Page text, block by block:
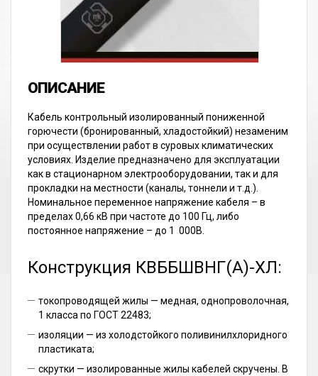
Кабель контрольный изолированный пониженной
горючести (бронированный, хладостойкий) незаменим
при осуществлении работ в суровых климатических
условиях. Изделие предназначено для эксплуатации
как в стационарном электрооборудовании, так и для
прокладки на местности (каналы, тоннели и т.д.).
Номинальное переменное напряжение кабеля – в
пределах 0,66 кВ при частоте до 100 Гц, либо
постоянное напряжение – до 1 000В.
Конструкция КВББШВНГ(A)-ХЛ:
токопроводящей жилы — медная, однопроволочная,
1 класса по ГОСТ 22483;
изоляции — из холодстойкого поливинилхлоридного
пластиката;
скрутки — изолированные жилы кабелей скручены. В